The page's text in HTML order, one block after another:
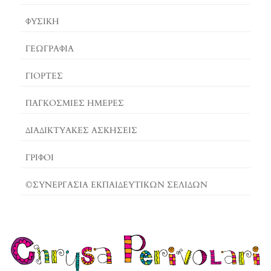
ΦΥΣΙΚΗ
ΓΕΩΓΡΑΦΊΑ
ΓΙΟΡΤΈΣ
ΠΑΓΚΟΣΜΙΕΣ ΗΜΕΡΕΣ
ΔΙΑΔΙΚΤΥΑΚΈΣ ΑΣΚΉΣΕΙΣ
ΓΡΙΦΟΙ
©ΣΥΝΕΡΓΑΣΙΑ ΕΚΠΑΙΔΕΥΤΙΚΩΝ ΣΕΛΙΔΩΝ